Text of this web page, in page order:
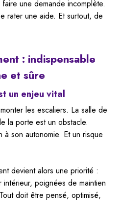
une demande incomplète.
rater une aide. Et surtout, de
: indispensable
et sûre
un enjeu vital
les escaliers. La salle de
la porte est un obstacle.
à son autonomie. Et un risque
devient alors une priorité :
intérieur, poignées de maintien
doit être pensé, optimisé,